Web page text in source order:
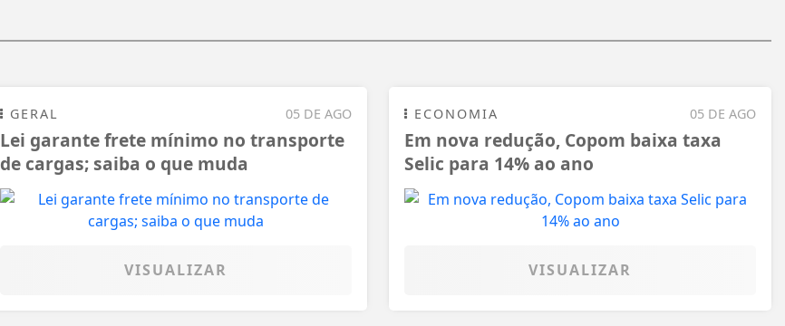
05 DE AGO
GERAL
Lei garante frete mínimo no transporte
de cargas; saiba o que muda
VISUALIZAR
05 DE AGO
ECONOMIA
Em nova redução, Copom baixa taxa
Selic para 14% ao ano
VISUALIZAR